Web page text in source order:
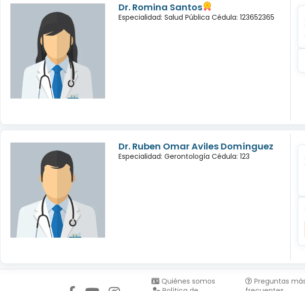
Dr. Romina Santos
Especialidad: Salud Pública Cédula: 123652365
Dr. Ruben Omar Aviles Domínguez
Especialidad: Gerontología Cédula: 123
Quiénes somos
Preguntas